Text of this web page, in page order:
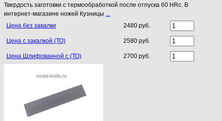
Твердость заготовки с термообработкой после отпуска 60 HRc. В
интернет-магазине ножей Кузницы ...
Цена без закалки
2480 руб.
Цена с закалкой (ТО) 2580 руб.
Цена Шлифованной с (ТО) 2700 руб.